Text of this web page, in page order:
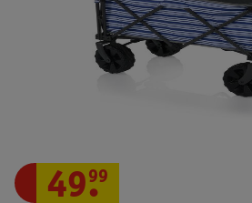
49.
99